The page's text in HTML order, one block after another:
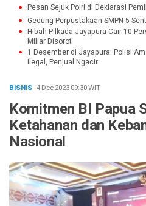
Pesan Sejuk Polri di Deklarasi
Gedung Perpustakaan SMPN 5
Hibah Pilkada Jayapura Cair 10
Miliar Disorot
1 Desember di Jayapura: Polisi
Ilegal, Penjual Ngacir
BISNIS· 4 Dec 202309:30WIT
Komitmen BI Papua
Ketahanan dan
Nasional